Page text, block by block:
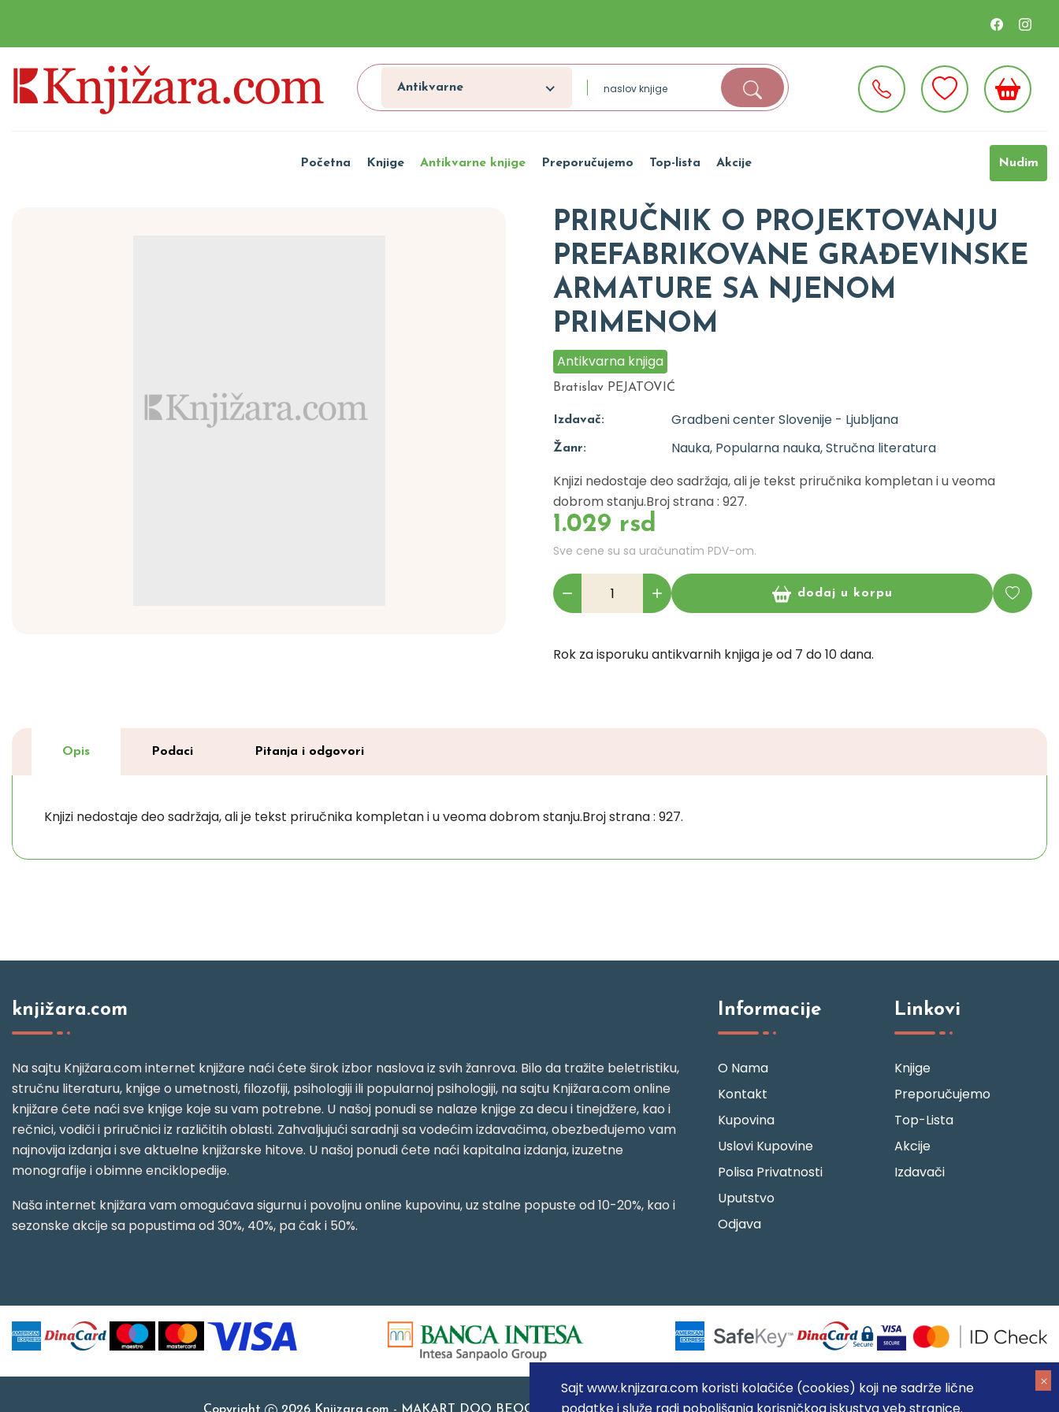
Sajt www.knjizara.com koristi kolačiće (cookies) koji ne sadrže lične
Antikvarne
Početna Knjige Antikvarne knjige Preporučujemo Top-lista Akcije Nudim
PRIRUČNIK O PROJEKTOVANJU
PREFABRIKOVANE GRAĐEVINSKE
ARMATURE SA NJENOM
PRIMENOM
Antikvarna knjiga
Bratislav PEJATOVIĆ
Izdavač: Gradbeni center Slovenije - Ljubljana
Žanr:
Nauka, Popularna nauka, Stručna literatura
Knjizi nedostaje deo sadržaja, ali je tekst priručnika kompletan i u veoma
dobrom stanju.Broj strana : 927.
1.029 rsd
Sve cene su sa uračunatim PDV-om.
dodaj u korpu
Rok za isporuku antikvarnih knjiga je od 7 do 10 dana.
Opis Podaci Pitanja i odgovori
Knjizi nedostaje deo sadržaja, ali je tekst priručnika kompletan i u veoma dobrom stanju.Broj strana : 927.
knjižara.com
Na sajtu Knjižara.com internet knjižare naći ćete širok izbor naslova iz svih žanrova. Bilo da tražite beletristiku,
stručnu literaturu, knjige o umetnosti, filozofiji, psihologiji ili popularnoj psihologiji, na sajtu Knjižara.com online
knjižare ćete naći sve knjige koje su vam potrebne. U našoj ponudi se nalaze knjige za decu i tinejdžere, kao i
rečnici, vodiči i priručnici iz različitih oblasti. Zahvaljujući saradnji sa vodećim izdavačima, obezbeđujemo vam
najnovija izdanja i sve aktuelne knjižarske hitove. U našoj ponudi ćete naći kapitalna izdanja, izuzetne
monografije i obimne enciklopedije.
Naša internet knjižara vam omogućava sigurnu i povoljnu online kupovinu, uz stalne popuste od 10-20%, kao i
sezonske akcije sa popustima od 30%, 40%, pa čak i 50%.
Informacije
O Nama
Kontakt
Kupovina
Uslovi Kupovine
Polisa Privatnosti
Uputstvo
Odjava
Linkovi
Knjige
Preporučujemo
Top-Lista
Akcije
Izdavači